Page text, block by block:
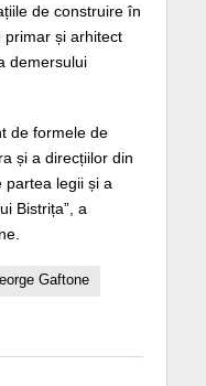
de construire în
primar și arhitect
demersului
de formele de
și a direcțiilor din
partea legii și a
Bistrița”, a
Gaftone